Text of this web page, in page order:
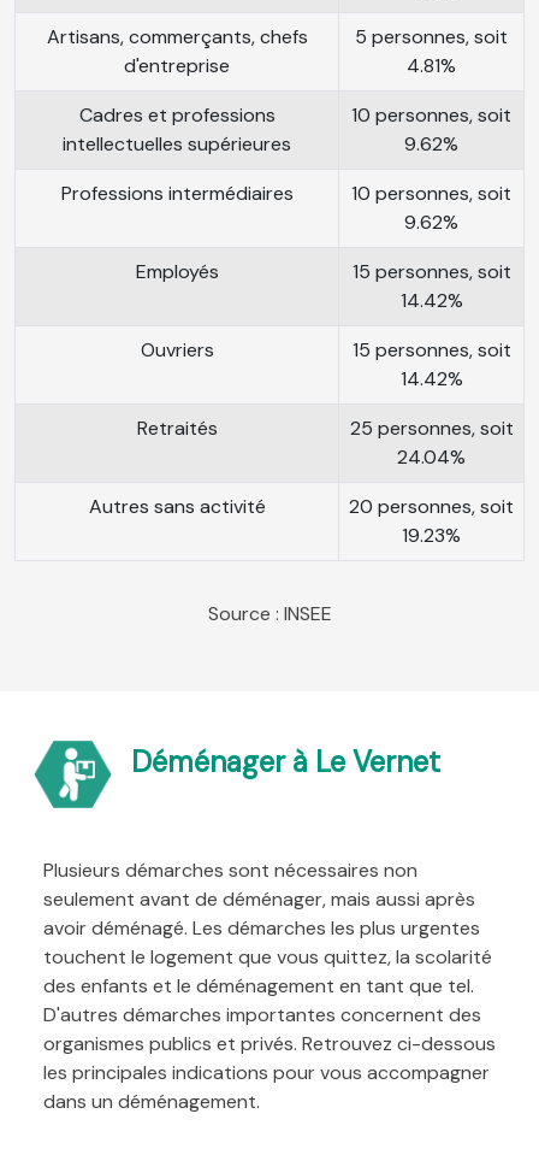
Artisans, commerçants, chefs
d'entreprise
5 personnes, soit
4.81%
Cadres et professions
intellectuelles supérieures
10 personnes, soit
9.62%
Professions intermédiaires
10 personnes, soit
9.62%
Employés
15 personnes, soit
14.42%
Ouvriers
15 personnes, soit
14.42%
Retraités
25 personnes, soit
24.04%
Autres sans activité
20 personnes, soit
19.23%
Source : INSEE
Déménager à Le Vernet
Plusieurs démarches sont nécessaires non
seulement avant de déménager, mais aussi après
avoir déménagé. Les démarches les plus urgentes
touchent le logement que vous quittez, la scolarité
des enfants et le déménagement en tant que tel.
D'autres démarches importantes concernent des
organismes publics et privés. Retrouvez ci-dessous
les principales indications pour vous accompagner
dans un déménagement.